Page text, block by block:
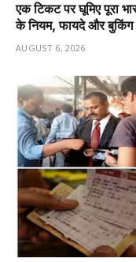
एक टिकट पर घूमिए पूरा
के नियम, फायदे और बुकिंग
AUGUST 6, 2026